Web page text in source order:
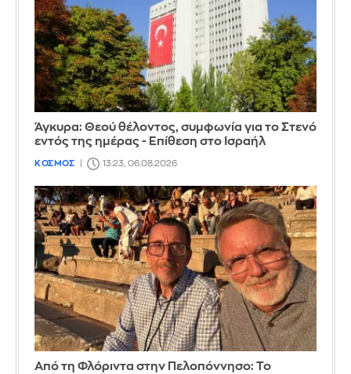
Άγκυρα: Θεού θέλοντος, συμφωνία για το Στενό
εντός της ημέρας - Επίθεση στο Ισραήλ
ΚΟΣΜΟΣ 13:23, 06.08.2026
Από τη Φλόριντα στην Πελοπόννησο: Το